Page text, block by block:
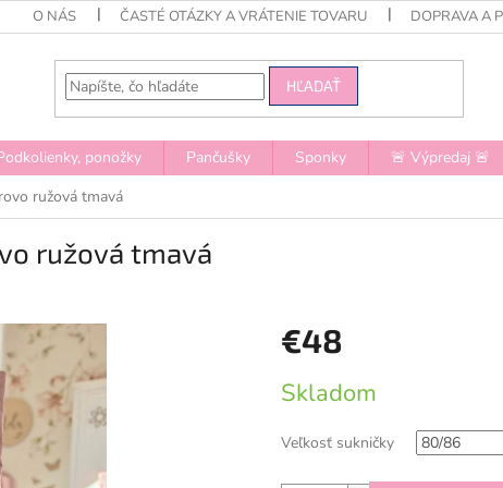
O NÁS ČASTÉ OTÁZKY A VRÁTENIE TOVARU DOPRAVA A
HĽADAŤ
ponožky Pančušky Sponky 🚨 Výpredaj 🚨
ružová tmavá
ružová tmavá
€48
cena:
Skladom
Veľkosť sukničky